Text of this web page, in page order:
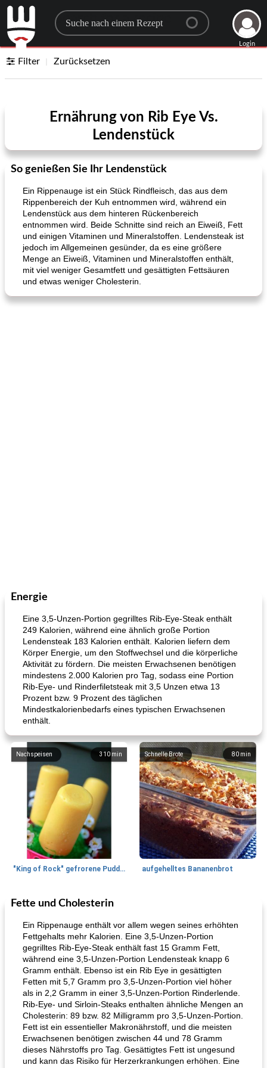
Search for a recipe
Login
Filter Zurücksetzen
Ernährung von Rib Eye Vs.
Lendenstück
So genießen Sie Ihr Lendenstück
Ein Rippenauge ist ein Stück Rindfleisch, das aus dem
Rippenbereich der Kuh entnommen wird, während ein
Lendenstück aus dem hinteren Rückenbereich
entnommen wird. Beide Schnitte sind reich an Eiweiß, Fett
und einigen Vitaminen und Mineralstoffen. Lendensteak ist
jedoch im Allgemeinen gesünder, da es eine größere
Menge an Eiweiß, Vitaminen und Mineralstoffen enthält,
mit viel weniger Gesamtfett und gesättigten Fettsäuren
und etwas weniger Cholesterin.
Energie
Eine 3,5-Unzen-Portion gegrilltes Rib-Eye-Steak enthält
249 Kalorien, während eine ähnlich große Portion
Lendensteak 183 Kalorien enthält. Kalorien liefern dem
Körper Energie, um den Stoffwechsel und die körperliche
Aktivität zu fördern. Die meisten Erwachsenen benötigen
mindestens 2.000 Kalorien pro Tag, sodass eine Portion
Rib-Eye- und Rinderfiletsteak mit 3,5 Unzen etwa 13
Prozent bzw. 9 Prozent des täglichen
Mindestkalorienbedarfs eines typischen Erwachsenen
enthält.
310 min
Nachspeisen
"King of Rock" gefrorene Pudding Pops
80 min
Schnelle Brote
aufgehelltes Bananenbrot
27min
Mittagessen / Snacks
Hühnchen, Süßkartoffelsuppe
Fette und Cholesterin
Ein Rippenauge enthält vor allem wegen seines erhöhten
Fettgehalts mehr Kalorien. Eine 3,5-Unzen-Portion
gegrilltes Rib-Eye-Steak enthält fast 15 Gramm Fett,
während eine 3,5-Unzen-Portion Lendensteak knapp 6
Gramm enthält. Ebenso ist ein Rib Eye in gesättigten
Fetten mit 5,7 Gramm pro 3,5-Unzen-Portion viel höher
als in 2,2 Gramm in einer 3,5-Unzen-Portion Rinderlende.
Rib-Eye- und Sirloin-Steaks enthalten ähnliche Mengen an
Cholesterin: 89 bzw. 82 Milligramm pro 3,5-Unzen-Portion.
Fett ist ein essentieller Makronährstoff, und die meisten
Erwachsenen benötigen zwischen 44 und 78 Gramm
dieses Nährstoffs pro Tag. Gesättigtes Fett ist ungesund
und kann das Risiko für Herzerkrankungen erhöhen. Eine